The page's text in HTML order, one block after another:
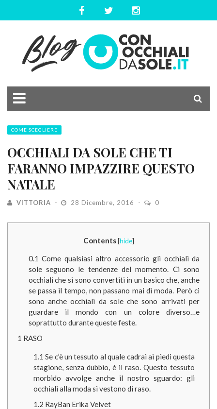
COME SCEGLIERE
OCCHIALI DA SOLE CHE TI
FARANNO IMPAZZIRE QUESTO
NATALE
VITTORIA 28 Dicembre, 2016 0
Contents [hide]
0.1 Come qualsiasi altro accessorio gli occhiali da
sole seguono le tendenze del momento. Ci sono
occhiali che si sono convertiti in un basico che, anche
se passa il tempo, non passano mai di moda. Però ci
sono anche occhiali da sole che sono arrivati per
guardare il mondo con un colore diverso…e
soprattutto durante queste feste.
1 RASO
1.1 Se c’è un tessuto al quale cadrai ai piedi questa
stagione, senza dubbio, è il raso. Questo tessuto
morbido avvolge anche il nostro sguardo: gli
occhiali alla moda si vestono di raso.
1.2 RayBan Erika Velvet